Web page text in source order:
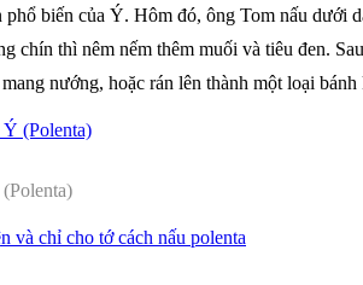
phổ biến của Ý. Hôm đó, ông Tom nấu dưới
chín thì nêm nếm thêm muối và tiêu đen.
nướng, hoặc rán lên thành một loại bánh